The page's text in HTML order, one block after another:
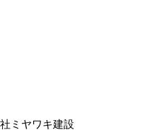
ミヤワキ建設